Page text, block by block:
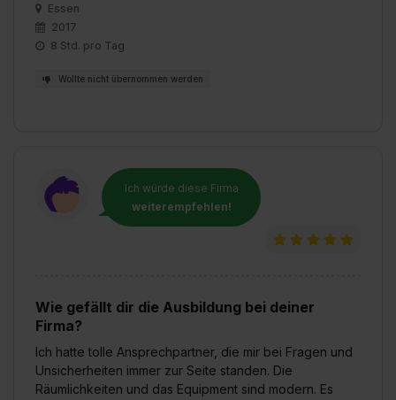
Essen
2017
8 Std. pro Tag
Wollte nicht übernommen werden
Ich würde diese Firma
weiterempfehlen!
Wie gefällt dir die Ausbildung bei deiner
Firma?
Ich hatte tolle Ansprechpartner, die mir bei Fragen und
Unsicherheiten immer zur Seite standen. Die
Räumlichkeiten und das Equipment sind modern. Es